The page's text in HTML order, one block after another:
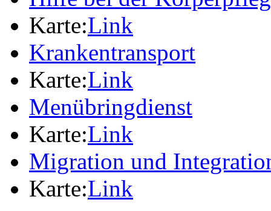
Karte:Link
Krankentransport
Karte:Link
Menübringdienst
Karte:Link
Migration und
Karte:Link